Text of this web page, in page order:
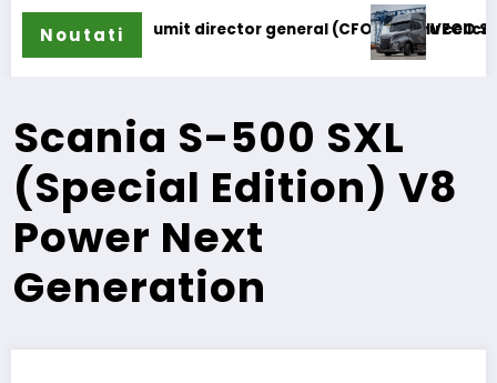
Noutati
numit director general (CFO) pentru cellcentric
IVECO Strator se
Scania S-500 SXL
(Special Edition) V8
Power Next
Generation